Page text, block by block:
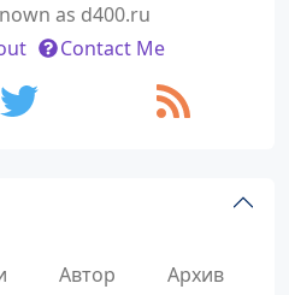
as d400.ru
Contact Me
Автор Архив